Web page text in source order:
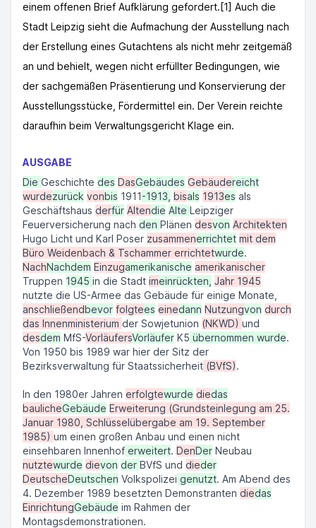
einem offenen Brief Aufklärung gefordert.[1] Auch die
Stadt Leipzig sieht die Aufmachung der Ausstellung nach
der Erstellung eines Gutachtens als nicht mehr zeitgemäß
an und behielt, wegen nicht erfüllter Bedingungen, wie
der sachgemäßen Präsentierung und Konservierung der
Ausstellungsstücke, Fördermittel ein. Der Verein reichte
daraufhin beim Verwaltungsgericht Klage ein.
AUSGABE
Die Geschichte des DasGebäudes Gebäudereicht
wurdezurück vonbis 1911-1913, bisals 1913es als
Geschäftshaus derfür Altendie Alte Leipziger
Feuerversicherung nach den Plänen desvon Architekten
Hugo Licht und Karl Poser zusammenerrichtet mit dem
Büro Weidenbach & Tschammer errichtetwurde.
NachNachdem Einzugamerikanische amerikanischer
Truppen 1945 in die Stadt imeinrückten, Jahr 1945
nutzte die US-Armee das Gebäude für einige Monate,
anschließendbevor folgtees einedann Nutzungvon durch
das Innenministerium der Sowjetunion (NKWD) und
desdem MfS-VorläufersVorläufer K5 übernommen wurde.
Von 1950 bis 1989 war hier der Sitz der
Bezirksverwaltung für Staatssicherheit (BVfS).
In den 1980er Jahren erfolgtewurde diedas
baulicheGebäude Erweiterung (Grundsteinlegung am 25.
Januar 1980, Schlüsselübergabe am 19. September
1985) um einen großen Anbau und einen nicht
einsehbaren Innenhof erweitert. DenDer Neubau
nutztewurde dievon der BVfS und dieder
DeutscheDeutschen Volkspolizei genutzt. Am Abend des
4. Dezember 1989 besetzten Demonstranten diedas
EinrichtungGebäude im Rahmen der
Montagsdemonstrationen.